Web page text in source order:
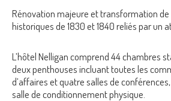
Rénovation majeure et transformation de
historiques de 1830 et 1840 reliés par un
L’hôtel Nelligan comprend 44 chambres
deux penthouses incluant toutes les
d’affaires et quatre salles de
salle de conditionnement physique.